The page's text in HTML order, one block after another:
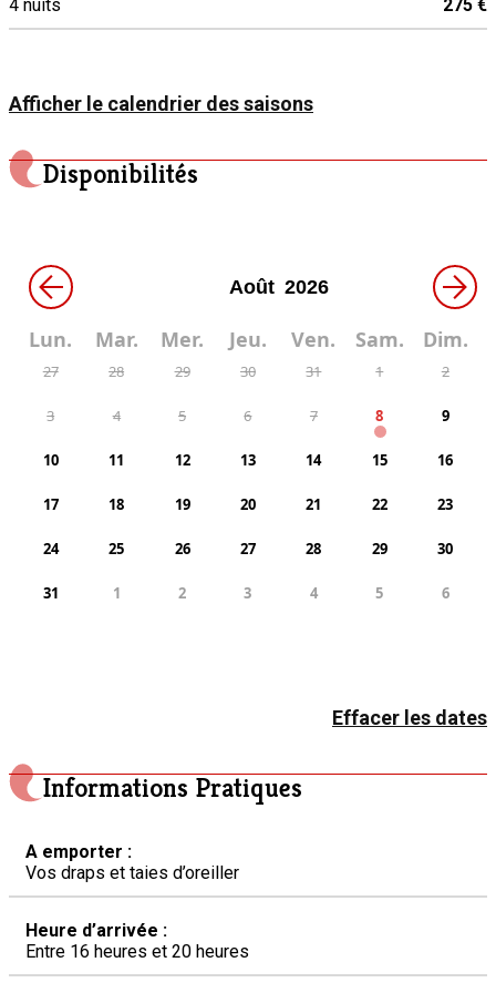
4 nuits 275 €
Afficher le calendrier des saisons
Disponibilités
← →
Lun. Mar. Mer. Jeu. Ven. Sam. Dim.
27 28 29 30 31 1 2
3 4 5 6 7 8 9
10 11 12 13 14 15 16
17 18 19 20 21 22 23
24 25 26 27 28 29 30
31 1 2 3 4 5 6
Effacer les dates
Informations Pratiques
A emporter :
Vos draps et taies d’oreiller
Heure d’arrivée :
Entre 16 heures et 20 heures